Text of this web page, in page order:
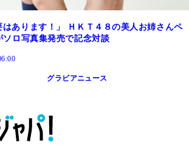
はあります！」 ＨＫＴ４８の美人お姉さんペ
ソロ写真集発売で記念対談
グラビアニュース